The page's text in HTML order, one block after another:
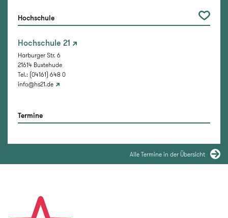
Hochschule
Hochschule 21
Harburger Str. 6
21614 Buxtehude
Tel.: (04161) 648 0
info@hs21.de
Termine
Alle Termine in der Übersicht